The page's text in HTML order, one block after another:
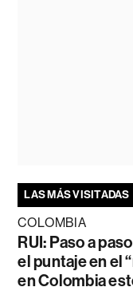
LAS MÁS VISITADAS
COLOMBIA
RUI: Paso a
el puntaje en el
en Colombia